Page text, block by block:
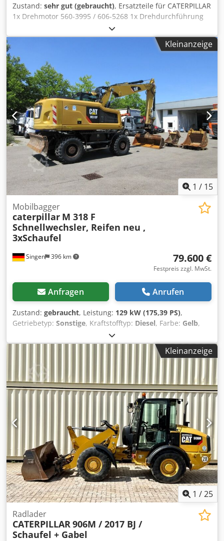
Zustand: sehr gut (gebraucht), Ersatzteile für CATERPILLAR
1x Drehmotor 560-3995 / 606-5268 1x Drehdurchführung
525-9476 2x Pendelachszylilinder 568-8851 1x Koppel (Link)
568-9344 1x Stiel (Stick) 541-6698 1x Boom Variable
Adjustable 525-9267 1x Boom GP Stub 562-7526/525-9265
1x Hydr. Zylinder Verstell (Variable Boom) 540-1323
Chsdpfx Acev E Dwxoyea 1x Hydr. Zylinder Stiel (Stick) 540-
1327 2x Hydr. Zylinder Hub (Boom) 540-1342 1x Hydr.
Zylinder Löffel (Bucket) 540-1348 1x Fahrmotor 550-
1473/625-7594 1x Verteilergetriebe 549-0183 1x Ölkühler
589-1115 1x Nachkühlerblock 590-0288 1x Kühlerblock 590-
0290 2x Sauglüfter 637-6650 1x Air Clean Emmission 563-
7899 1x Drehkranz 550-4954 1x Kardanwelle 516-9980 1x
Kardanwelle 517-0000 1x Wellengruppe Kardan 110-6135
1x Lenkachse 331-13-95 1x Hinterachse 549-0180 1x
Planierschild 419-1550 2x Staubox 556-5556 1x
Kontergewicht 573-3553
Kleinanzeige
1 / 15
Singen 396 km
Mobilbagger
caterpillar M 318 F
Schnellwechsler, Reifen neu ,
3xSchaufel
79.600 €
Festpreis zzgl. MwSt.
Anfragen Anrufen
Zustand: gebraucht, Leistung: 129 kW (175,39 PS),
Getriebetyp: Sonstige, Kraftstofftyp: Diesel, Farbe: Gelb,
, Emissionsklasse:
Sonstige, Baujahr:2019, Betriebsstunden:7.162 h,
Diesel , Ausstattung:
Allradantrieb, Klimaanlage
, * Rückfahrkamera *
Schnellwechsler CAT CW-20-H.4.N. * Grabenräumlöffel
2,20 m * 2x Tiefenlöffel 1,00 m + 0,50 m * Reifen neu
Csdpfszhbv Hjx Acyeha ... Radio, Allrad, Klimaanlage,
Schnellwechsel, Gebrauchtwagen, Diesel, inkl. Mwst.
Kleinanzeige
1 /25
Radlader
CATERPILLAR 906M / 2017 BJ /
Schaufel + Gabel